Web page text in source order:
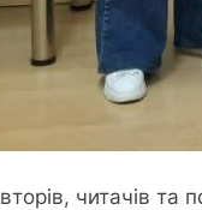
читачів та